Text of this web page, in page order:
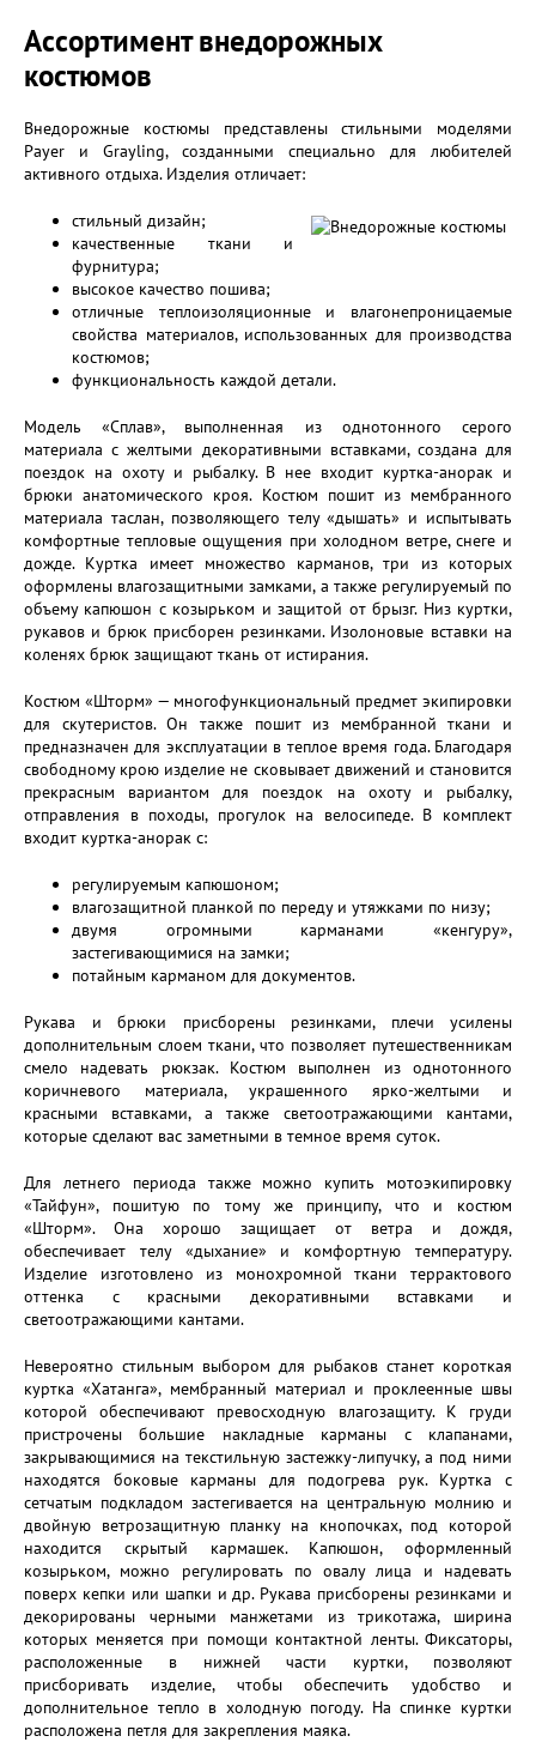
Ассортимент внедорожных
костюмов
Внедорожные костюмы представлены стильными моделями
Payer и Grayling, созданными специально для любителей
активного отдыха. Изделия отличает:
стильный дизайн;
качественные ткани и
фурнитура;
высокое качество пошива;
отличные теплоизоляционные и влагонепроницаемые
свойства материалов, использованных для производства
костюмов;
функциональность каждой детали.
Модель «Сплав», выполненная из однотонного серого
материала с желтыми декоративными вставками, создана для
поездок на охоту и рыбалку. В нее входит куртка-анорак и
брюки анатомического кроя. Костюм пошит из мембранного
материала таслан, позволяющего телу «дышать» и испытывать
комфортные тепловые ощущения при холодном ветре, снеге и
дожде. Куртка имеет множество карманов, три из которых
оформлены влагозащитными замками, а также регулируемый по
объему капюшон с козырьком и защитой от брызг. Низ куртки,
рукавов и брюк присборен резинками. Изолоновые вставки на
коленях брюк защищают ткань от истирания.
Костюм «Шторм» — многофункциональный предмет экипировки
для скутеристов. Он также пошит из мембранной ткани и
предназначен для эксплуатации в теплое время года. Благодаря
свободному крою изделие не сковывает движений и становится
прекрасным вариантом для поездок на охоту и рыбалку,
отправления в походы, прогулок на велосипеде. В комплект
входит куртка-анорак с:
регулируемым капюшоном;
влагозащитной планкой по переду и утяжками по низу;
двумя огромными карманами «кенгуру»,
застегивающимися на замки;
потайным карманом для документов.
Рукава и брюки присборены резинками, плечи усилены
дополнительным слоем ткани, что позволяет путешественникам
смело надевать рюкзак. Костюм выполнен из однотонного
коричневого материала, украшенного ярко-желтыми и
красными вставками, а также светоотражающими кантами,
которые сделают вас заметными в темное время суток.
Для летнего периода также можно купить мотоэкипировку
«Тайфун», пошитую по тому же принципу, что и костюм
«Шторм». Она хорошо защищает от ветра и дождя,
обеспечивает телу «дыхание» и комфортную температуру.
Изделие изготовлено из монохромной ткани террактового
оттенка с красными декоративными вставками и
светоотражающими кантами.
Невероятно стильным выбором для рыбаков станет короткая
куртка «Хатанга», мембранный материал и проклеенные швы
которой обеспечивают превосходную влагозащиту. К груди
пристрочены большие накладные карманы с клапанами,
закрывающимися на текстильную застежку-липучку, а под ними
находятся боковые карманы для подогрева рук. Куртка с
сетчатым подкладом застегивается на центральную молнию и
двойную ветрозащитную планку на кнопочках, под которой
находится скрытый кармашек. Капюшон, оформленный
козырьком, можно регулировать по овалу лица и надевать
поверх кепки или шапки и др. Рукава присборены резинками и
декорированы черными манжетами из трикотажа, ширина
которых меняется при помощи контактной ленты. Фиксаторы,
расположенные в нижней части куртки, позволяют
присборивать изделие, чтобы обеспечить удобство и
дополнительное тепло в холодную погоду. На спинке куртки
расположена петля для закрепления маяка.